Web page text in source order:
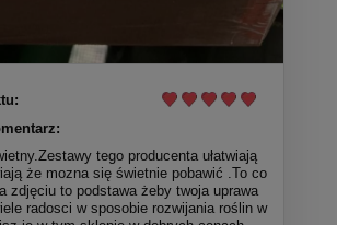
tego producenta ułatwiają
że mozna się świetnie pobawić .To co
zdjęciu to podstawa żeby twoja uprawa
radosci w sposobie rozwijania roślin w